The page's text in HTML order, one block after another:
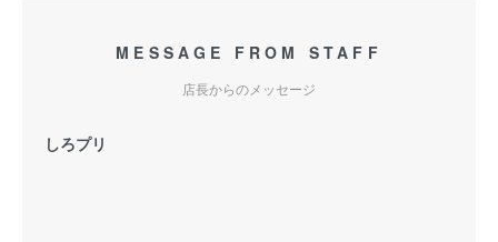
MESSAGE FROM STAFF
店長からのメッセージ
しろプリ